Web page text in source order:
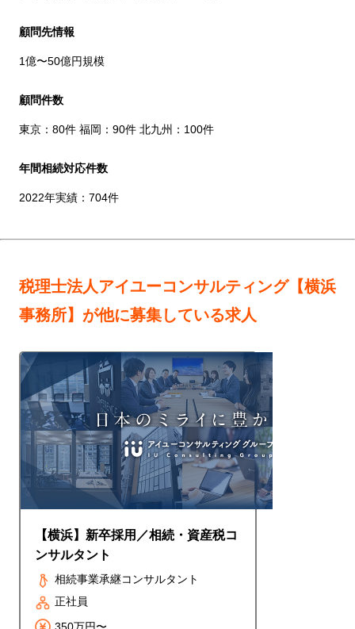
顧問先情報
1億〜50億円規模
顧問件数
東京：80件 福岡：90件 北九州：100件
年間相続対応件数
2022年実績：704件
税理士法人アイユーコンサルティング【横浜
事務所】が他に募集している求人
【横浜】新卒採用／相続・資産税コ
ンサルタント
相続事業承継コンサルタント
正社員